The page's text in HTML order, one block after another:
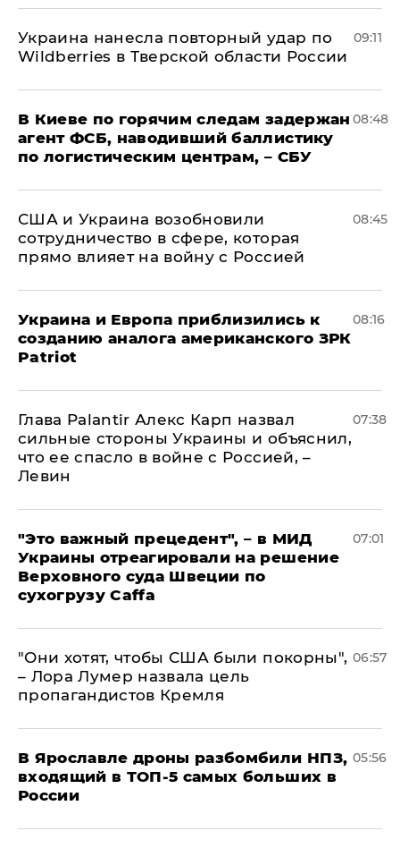
Украина нанесла повторный удар по
Wildberries в Тверской области России
09:11
В Киеве по горячим следам задержан
агент ФСБ, наводивший баллистику
по логистическим центрам, – СБУ
08:48
США и Украина возобновили
сотрудничество в сфере, которая
прямо влияет на войну с Россией
08:45
Украина и Европа приблизились к
созданию аналога американского ЗРК
Patriot
08:16
Глава Palantir Алекс Карп назвал
сильные стороны Украины и объяснил,
что ее спасло в войне с Россией, –
Левин
07:38
"Это важный прецедент", – в МИД
Украины отреагировали на решение
Верховного суда Швеции по
сухогрузу Caffa
07:01
"Они хотят, чтобы США были покорны",
– Лора Лумер назвала цель
пропагандистов Кремля
06:57
В Ярославле дроны разбомбили НПЗ,
входящий в ТОП-5 самых больших в
России
05:56